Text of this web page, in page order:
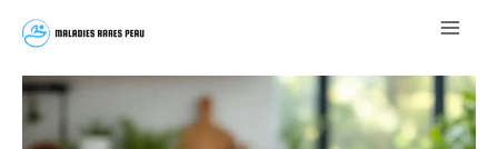
Aller
contenu